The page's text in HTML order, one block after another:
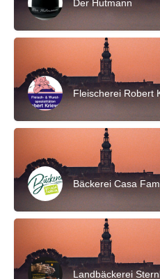
Der Hutmann
Fleischerei Robert
Bäckerei Casa
Landbäckerei